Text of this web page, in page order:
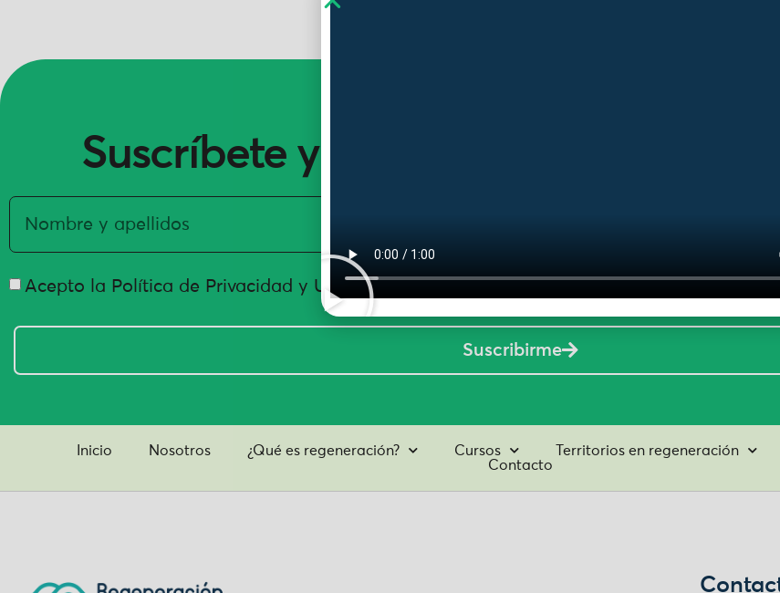
Suscríbete y entérate de nuestras
Acepto la Política de Privacidad y Uso de Datos
Suscribirme
Inicio Nosotros ¿Qué es regeneración? Cursos Territorios en regeneración
Contacto